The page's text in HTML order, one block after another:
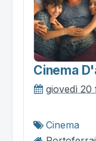
Cinema
giovedì 20
Cinema